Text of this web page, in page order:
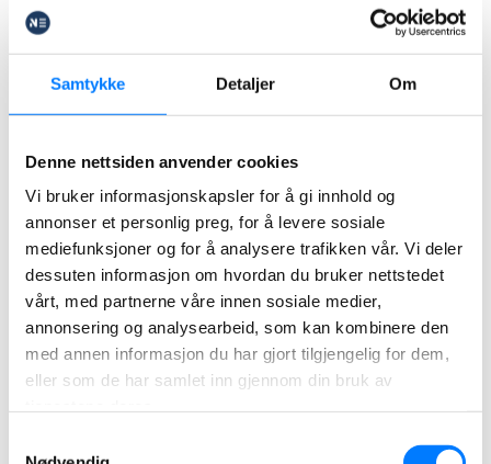
Samtykke Detaljer Om
Denne nettsiden anvender cookies
Vi bruker informasjonskapsler for å gi innhold og
annonser et personlig preg, for å levere sosiale
mediefunksjoner og for å analysere trafikken vår. Vi deler
dessuten informasjon om hvordan du bruker nettstedet
vårt, med partnerne våre innen sosiale medier,
annonsering og analysearbeid, som kan kombinere den
med annen informasjon du har gjort tilgjengelig for dem,
eller som de har samlet inn gjennom din bruk av
bezrobotnych
Powyżej napisaliśmy, jaki procent od swoich
dochody w ogóle NAV weźmie pod uwagę do
wyliczenia tej wartości? Pewnie myślisz, że te same,
które podałeś do dochodu minimalnego. Nie do
końca. W tym przypadku lista jest znacznie szersza!
Oto lista dochodów i zasiłków, które NAV bierze
pod uwagę przy wyliczeniu podstawy dagpenger
Dochody z pracy (lønnsinntekter),